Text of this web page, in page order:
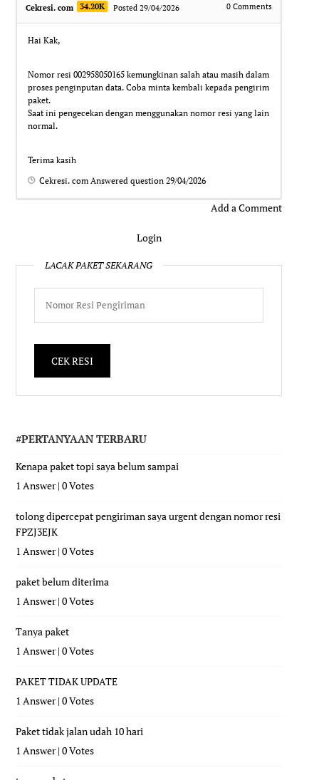
Cekresi. com 34.20K Posted 29/04/2026 0Comments
Hai Kak,
Nomor resi 002958050165 kemungkinan salah atau masih dalam
proses penginputan data. Coba minta kembali kepada pengirim
paket.
Saat ini pengecekan dengan menggunakan nomor resi yang lain
normal.
Terima kasih
Cekresi. com Answered question 29/04/2026
Add a Comment
Login
LACAK PAKET SEKARANG
#PERTANYAAN TERBARU
Kenapa paket topi saya belum sampai
1 Answer|0 Votes
tolong dipercepat pengiriman saya urgent dengan nomor resi
FPZJ3EJK
1 Answer|0 Votes
paket belum diterima
1 Answer|0 Votes
Tanya paket
1 Answer|0 Votes
PAKET TIDAK UPDATE
1 Answer|0 Votes
Paket tidak jalan udah 10 hari
1 Answer|0 Votes